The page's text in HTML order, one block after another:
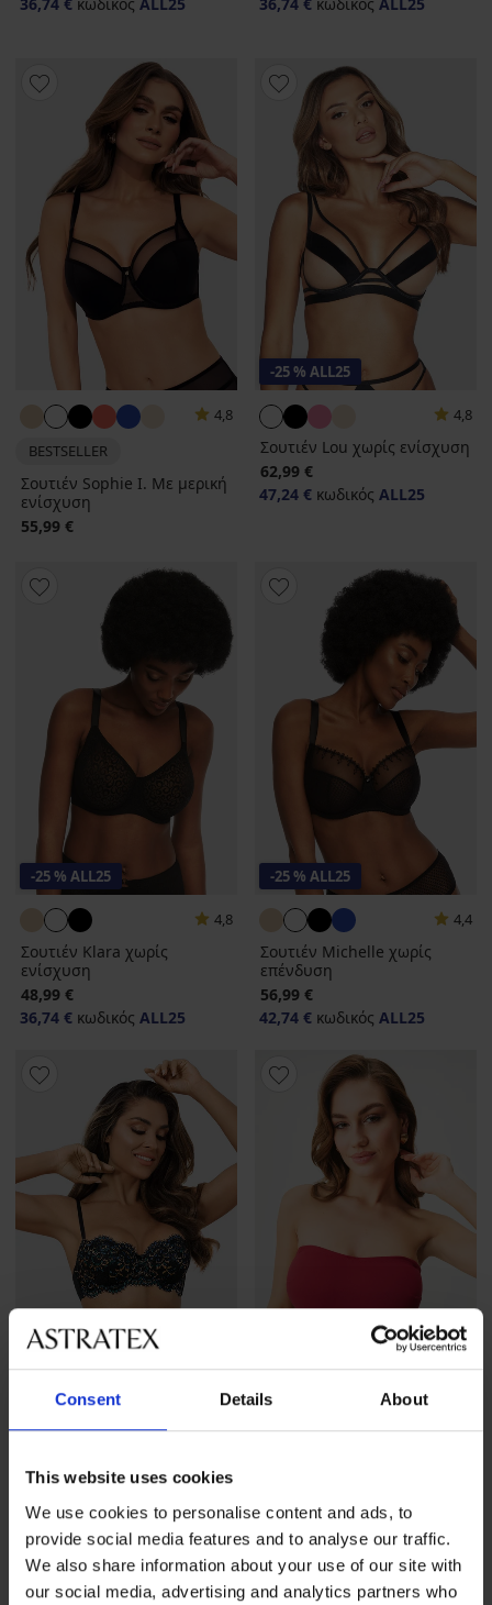
Consent Details About
This website uses cookies
We use cookies to personalise content and ads, to
provide social media features and to analyse our traffic.
We also share information about your use of our site with
our social media, advertising and analytics partners who
4,8
BESTSELLER
Σουτιέν Sophie I. Με μερική
ενίσχυση
55,99 €
-25 % ALL25
4,8
Σουτιέν Lou χωρίς ενίσχυση
62,99 €
47,24 € κωδικός ALL25
-25 % ALL25
4,8
Σουτιέν Klara χωρίς
ενίσχυση
48,99 €
36,74 € κωδικός ALL25
-25 % ALL25
4,4
Σουτιέν Michelle χωρίς
επένδυση
56,99 €
42,74 € κωδικός ALL25
Σουτιέν Bethanie Push-Up
39,74 €κωδικόςALL25
44,99 €